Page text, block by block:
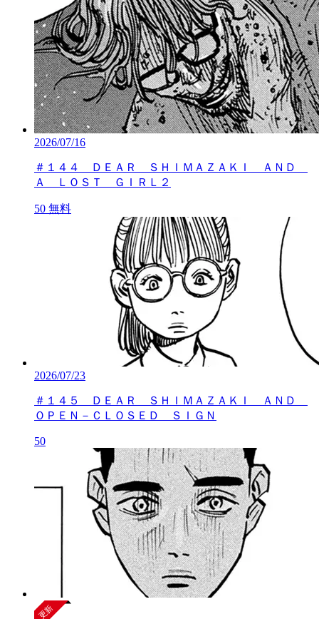
2026/07/16
＃１４４ ＤＥＡＲ ＳＨＩＭＡＺＡＫＩ ＡＮＤ
Ａ ＬＯＳＴ ＧＩＲＬ２
50 無料
2026/07/23
＃１４５ ＤＥＡＲ ＳＨＩＭＡＺＡＫＩ ＡＮＤ
ＯＰＥＮ－ＣＬＯＳＥＤ ＳＩＧＮ
50